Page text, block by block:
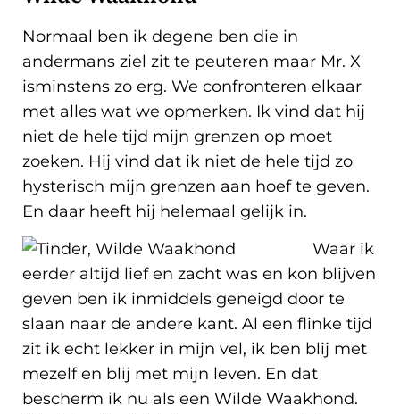
Normaal ben ik degene ben die in
andermans ziel zit te peuteren maar Mr. X
isminstens zo erg. We confronteren elkaar
met alles wat we opmerken. Ik vind dat hij
niet de hele tijd mijn grenzen op moet
zoeken. Hij vind dat ik niet de hele tijd zo
hysterisch mijn grenzen aan hoef te geven.
En daar heeft hij helemaal gelijk in.
Waar ik
eerder altijd lief en zacht was en kon blijven
geven ben ik inmiddels geneigd door te
slaan naar de andere kant. Al een flinke tijd
zit ik echt lekker in mijn vel, ik ben blij met
mezelf en blij met mijn leven. En dat
bescherm ik nu als een Wilde Waakhond.